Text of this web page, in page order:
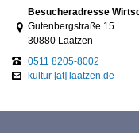
Link zur Google-Maps
Besucheradresse
Gutenbergstraße 15
30880 Laatzen
0511 8205-8002
kultur [at] laatzen.de